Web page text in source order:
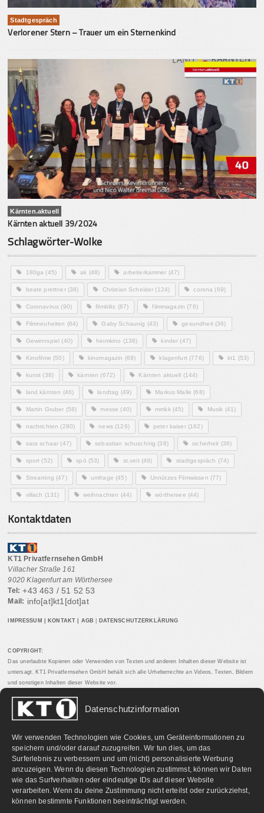
Datenschutzinformation
Wir verwenden Technologien wie Cookies, um Geräteinformationen zu
speichern und/oder darauf zuzugreifen. Wir tun dies, um das
Surferlebnis zu verbessern und um (nicht) personalisierte Werbung
anzuzeigen. Wenn du diesen Technologien zustimmst, können wir Daten
wie das Surfverhalten oder eindeutige IDs auf dieser Website
verarbeiten. Wenn du deine Zustimmung nicht erteilst oder zurückziehst,
können bestimmte Funktionen beeinträchtigt werden.
Stadtgespräch
Verlorener Stern – Trauer um ein Sternenkind
Kärnten.aktuell
Kärnten aktuell 39/2024
Schlagwörter-Wolke
180ga (45) ak (48) arbeiterkammer (47)
beate prettner(38) Christian Scheider (124) corona (69)
Coronavirus (90) filmblitz (87) filmmagazin (76)
Filmneuheiten (64) Gaby Schaunig (43) gesundheit(36)
Gewinnspiel (40) heimkino (138) kinder (47)
Kinofilme (50) kinomagazin (69) klagenfurt(776) kt1 (53)
kunst (38) kärnten (672) Kärnten aktuell (144)
land kärnten (46) landtag (49) Markus Malle (68)
Martin Gruber (58) messe (40) mmkk(45) Musik (41)
nachrichten (280) news(126) peter kaiser(162)
sara schaar (47) sebastian schuschnig (38) sicherheit (36)
sport (52) spö (53) st.veit(49) stadtgespräch (74)
Streaming (47) umfrage (45) Unnützes Filmwissen (77)
villach (131) weihnachten (44) wörthersee (44)
Kontaktdaten
KT1 Privatfernsehen GmbH
Villacher Straße 161
9020 Klagenfurt am Wörthersee
Tel: +43 463 / 51 52 53
Mail: info[at]kt1[dot]at
IMPRESSUM KONTAKT AGB DATENSCHUTZERKLÄRUNG
COPYRIGHT:
Das unerlaubte Kopieren oder Verwenden von Texten und anderen Inhalten dieser Website ist
untersagt. KT1 Privatfernsehen GmbH behält sich alle Urheberrechte an Videos, Texten, Bildern
und sonstigen Inhalten dieser Website vor.
PARTNERLINKS: